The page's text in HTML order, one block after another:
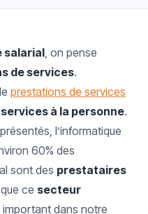
salarial, on pense
de services.
prestations de services
services à la personne.
l’informatique
60% des
sont des prestataires
ce secteur
important dans notre